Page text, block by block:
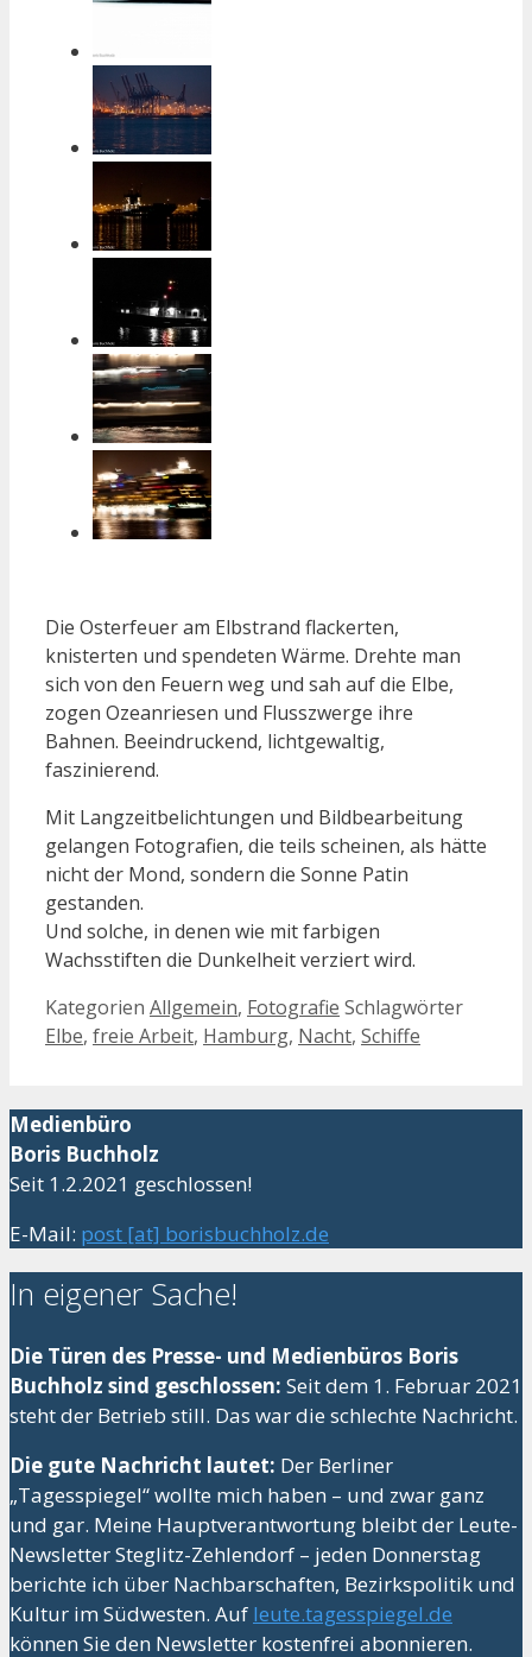
Die Osterfeuer am Elbstrand flackerten,
knisterten und spendeten Wärme. Drehte man
sich von den Feuern weg und sah auf die Elbe,
zogen Ozeanriesen und Flusszwerge ihre
Bahnen. Beeindruckend, lichtgewaltig,
faszinierend.
Mit Langzeitbelichtungen und Bildbearbeitung
gelangen Fotografien, die teils scheinen, als hätte
nicht der Mond, sondern die Sonne Patin
gestanden.
Und solche, in denen wie mit farbigen
Wachsstiften die Dunkelheit verziert wird.
Kategorien Allgemein, Fotografie Schlagwörter
Elbe, freie Arbeit, Hamburg, Nacht, Schiffe
Medienbüro
Boris Buchholz
Seit 1.2.2021 geschlossen!
E-Mail: post [at] borisbuchholz.de
In eigener Sache!
Die Türen des Presse- und Medienbüros Boris
Buchholz sind geschlossen: Seit dem 1. Februar 2021
steht der Betrieb still. Das war die schlechte Nachricht.
Die gute Nachricht lautet: Der Berliner
„Tagesspiegel“ wollte mich haben – und zwar ganz
und gar. Meine Hauptverantwortung bleibt der Leute-
Newsletter Steglitz-Zehlendorf – jeden Donnerstag
berichte ich über Nachbarschaften, Bezirkspolitik und
Kultur im Südwesten. Auf leute.tagesspiegel.de
können Sie den Newsletter kostenfrei abonnieren.